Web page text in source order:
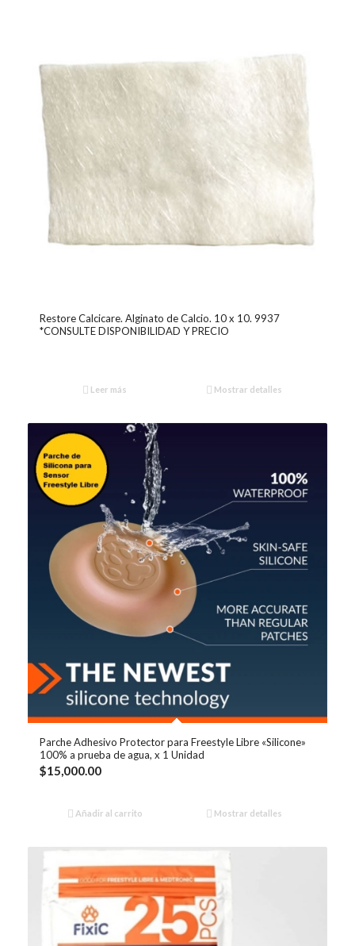
Restore Calcicare. Alginato de Calcio. 10 x 10. 9937
*CONSULTE DISPONIBILIDAD Y PRECIO
Leer más Mostrar detalles
Parche Adhesivo Protector para Freestyle Libre «Silicone»
100% a prueba de agua, x 1 Unidad
$15,000.00
Añadir al carrito Mostrar detalles